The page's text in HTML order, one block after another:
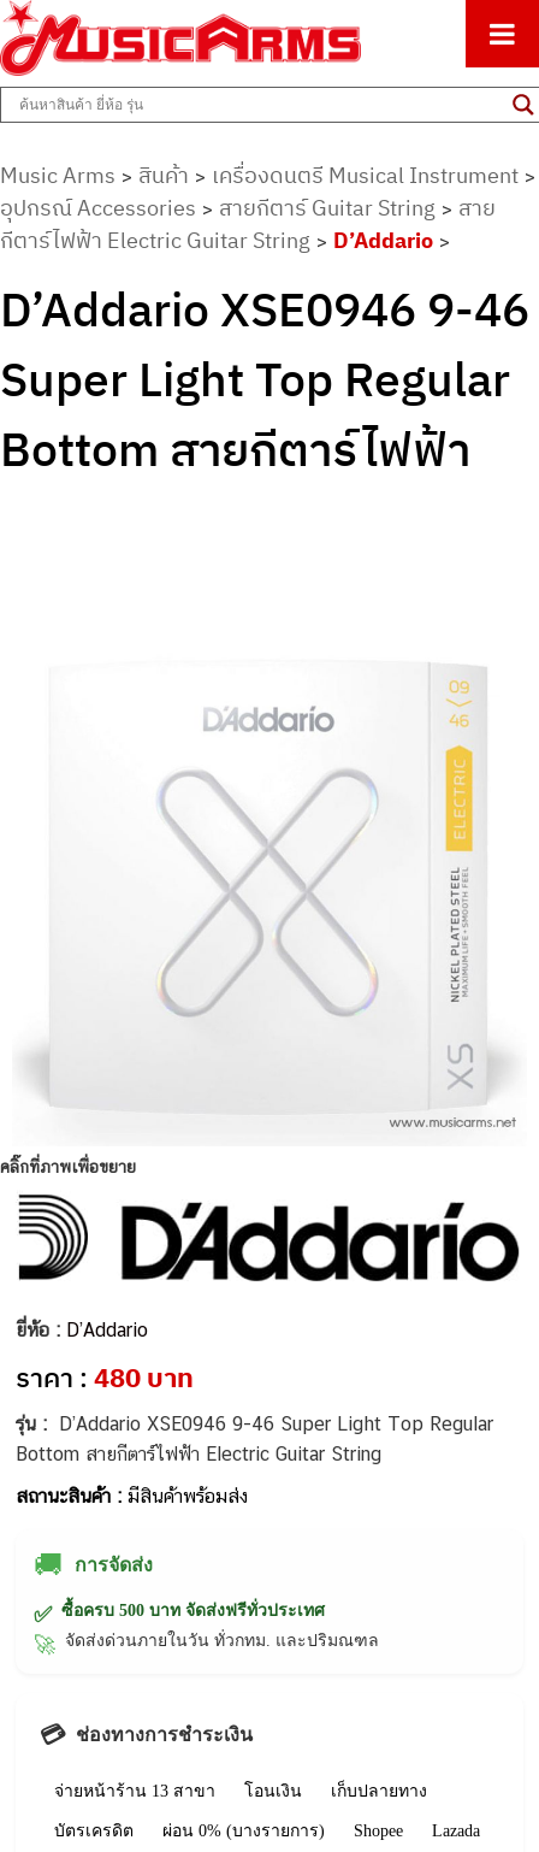
Music Arms
ศูนย์รวมครื่องดนตรีทุกชนิด ตั้งแต่เริ่มต้นถึงมืออาชีพ
Music Arms > สินค้า > เครื่องดนตรี Musical Instrument >
อุปกรณ์ Accessories > สายกีตาร์ Guitar String > สาย
กีตาร์ไฟฟ้า Electric Guitar String > D’Addario >
D’Addario XSE0946 9-46
Super Light Top Regular
Bottom สายกีตาร์ไฟฟ้า
คลิ๊กที่ภาพเพื่อขยาย
ยี่ห้อ : D’Addario
ราคา :480 บาท
รุ่น :
D’Addario XSE0946 9-46 Super Light Top Regular
Bottom สายกีตาร์ไฟฟ้า Electric Guitar String
สถานะสินค้า :มีสินค้าพร้อมส่ง
🚚 การจัดส่ง
✅ ซื้อครบ 500 บาท จัดส่งฟรีทั่วประเทศ
🚀 จัดส่งด่วนภายในวัน ทั่วกทม. และปริมณฑล
💳 ช่องทางการชำระเงิน
จ่ายหน้าร้าน 13 สาขา โอนเงิน เก็บปลายทาง
บัตรเครดิต ผ่อน 0% (บางรายการ) Shopee Lazada